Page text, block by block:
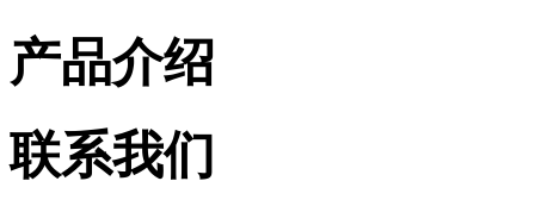
产品介绍
联系我们